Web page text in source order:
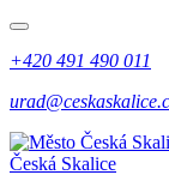
+420 491 490 011
Česká Skalice